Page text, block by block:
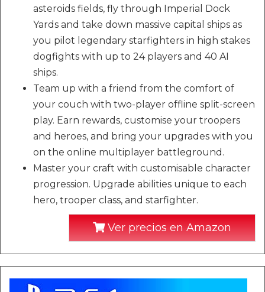
asteroids fields, fly through Imperial Dock
Yards and take down massive capital ships as
you pilot legendary starfighters in high stakes
dogfights with up to 24 players and 40 AI
ships.
Team up with a friend from the comfort of
your couch with two-player offline split-screen
play. Earn rewards, customise your troopers
and heroes, and bring your upgrades with you
on the online multiplayer battleground.
Master your craft with customisable character
progression. Upgrade abilities unique to each
hero, trooper class, and starfighter.
Ver precios en Amazon